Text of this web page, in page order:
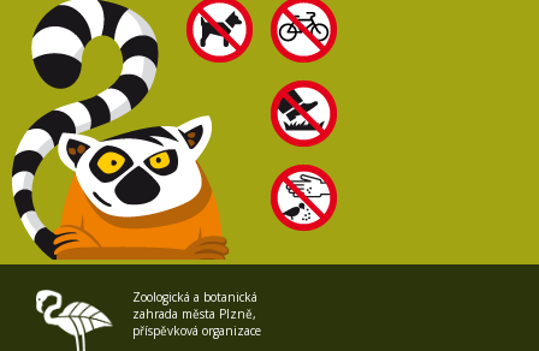
Zoologická a botanická
zahrada města Plzně,
příspěvková organizace